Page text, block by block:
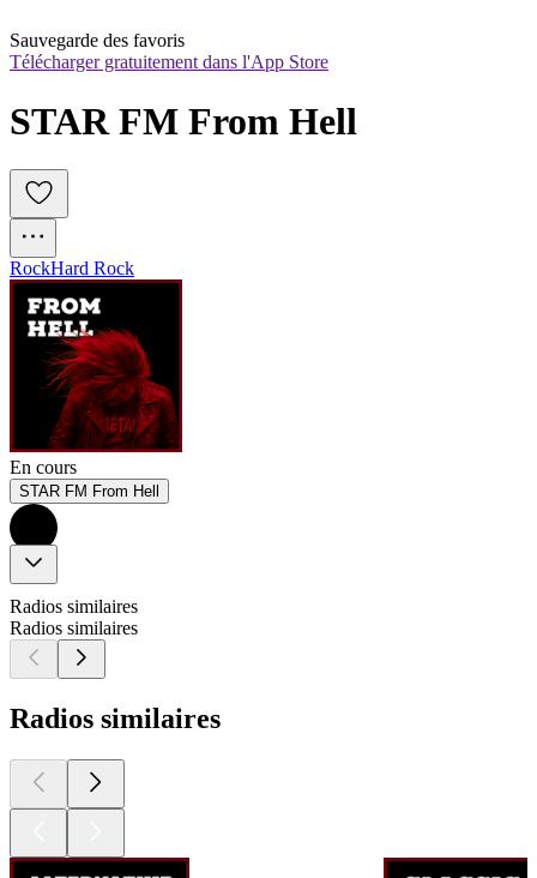
Sauvegarde des favoris
Télécharger gratuitement dans l'App Store
STAR FM From Hell
RockHard Rock
En cours
STAR FM From Hell
Radios similaires
Radios similaires
Radios similaires